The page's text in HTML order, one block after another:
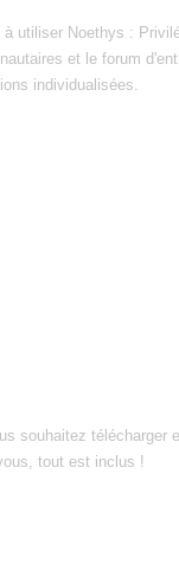
à utiliser Noethys :
et le forum
individualisées.
souhaitez télécharger
tout est inclus !